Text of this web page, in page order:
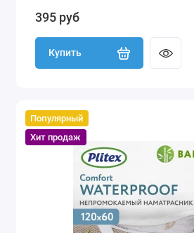
395 руб
Купить
Популярный
Хит продаж